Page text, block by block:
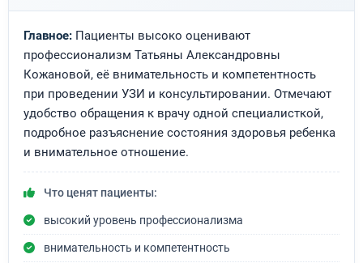
Главное: Пациенты высоко оценивают
профессионализм Татьяны Александровны
Кожановой, её внимательность и компетентность
при проведении УЗИ и консультировании. Отмечают
удобство обращения к врачу одной специалисткой,
подробное разъяснение состояния здоровья ребенка
и внимательное отношение.
Что ценят пациенты:
высокий уровень профессионализма
внимательность и компетентность